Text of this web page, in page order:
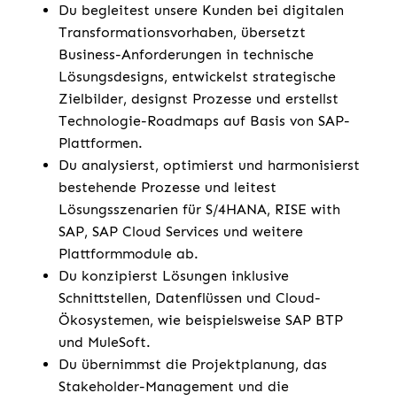
Du begleitest unsere Kunden bei digitalen
Transformationsvorhaben, übersetzt
Business-Anforderungen in technische
Lösungsdesigns, entwickelst strategische
Zielbilder, designst Prozesse und erstellst
Technologie-Roadmaps auf Basis von SAP-
Plattformen.
Du analysierst, optimierst und harmonisierst
bestehende Prozesse und leitest
Lösungsszenarien für S/4HANA, RISE with
SAP, SAP Cloud Services und weitere
Plattformmodule ab.
Du konzipierst Lösungen inklusive
Schnittstellen, Datenflüssen und Cloud-
Ökosystemen, wie beispielsweise SAP BTP
und MuleSoft.
Du übernimmst die Projektplanung, das
Stakeholder-Management und die